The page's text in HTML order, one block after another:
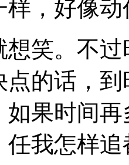
样，好像
想笑。不
点的话，
如果时间
任我怎样